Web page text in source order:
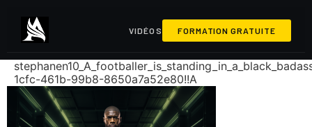
VIDÉOS FORMATION GRATUITE
1cfc-461b-99b8-8650a7a52e80!!A